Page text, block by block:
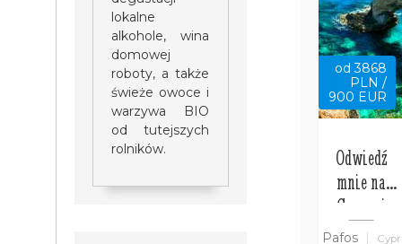
lokalne
alkohole, wina
domowej
roboty, a także
świeże owoce i
warzywa BIO
od tutejszych
rolników.
od 3868
PLN /
900 EUR
Odwiedź
mnie na
Cyprze i
zwiedź ze
Pafos Cypr